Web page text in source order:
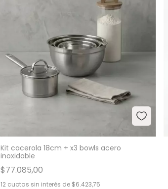
Kit cacerola 18cm + x3 bowls acero
inoxidable
$77.085,00
12 cuotas sin interés de $6.423,75